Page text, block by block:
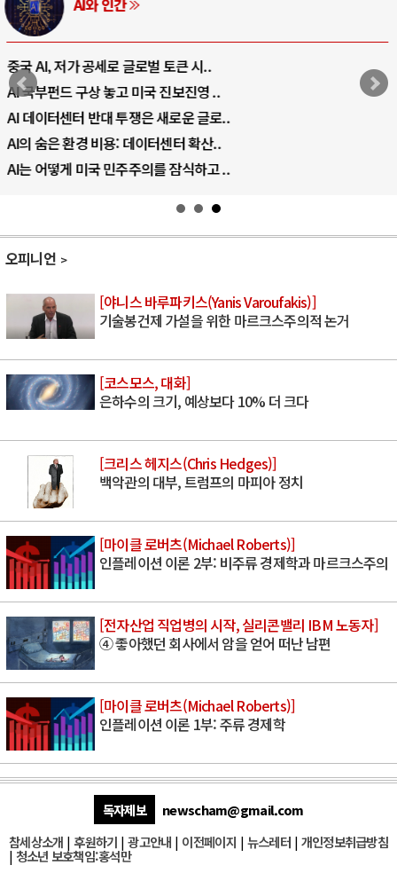
AI와 인간
중국 AI, 저가 공세로 글로벌 토큰 시..
AI 국부펀드 구상 놓고 미국 진보진영 ..
AI 데이터센터 반대 투쟁은 새로운 글로..
AI의 숨은 환경 비용: 데이터센터 확산..
AI는 어떻게 미국 민주주의를 잠식하고 ..
오피니언
[야니스 바루파키스(Yanis Varoufakis)]
기술봉건제 가설을 위한 마르크스주의적 논거
[코스모스, 대화]
은하수의 크기, 예상보다 10% 더 크다
[크리스 헤지스(Chris Hedges)]
백악관의 대부, 트럼프의 마피아 정치
[마이클 로버츠(Michael Roberts)]
인플레이션 이론 2부: 비주류 경제학과 마르크스주의
[전자산업 직업병의 시작, 실리콘밸리 IBM 노동자]
④ 좋아했던 회사에서 암을 얻어 떠난 남편
[마이클 로버츠(Michael Roberts)]
인플레이션 이론 1부: 주류 경제학
독자제보
newscham@gmail.com
참세상소개 | 후원하기 |광고안내 | 이전페이지 | 뉴스레터| 개인정보취급방침
| 청소년 보호책임:홍석만